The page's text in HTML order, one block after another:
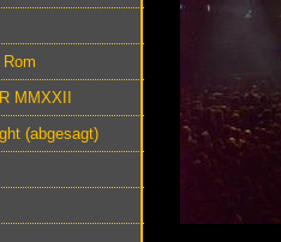
MMXXII
(abgesagt)